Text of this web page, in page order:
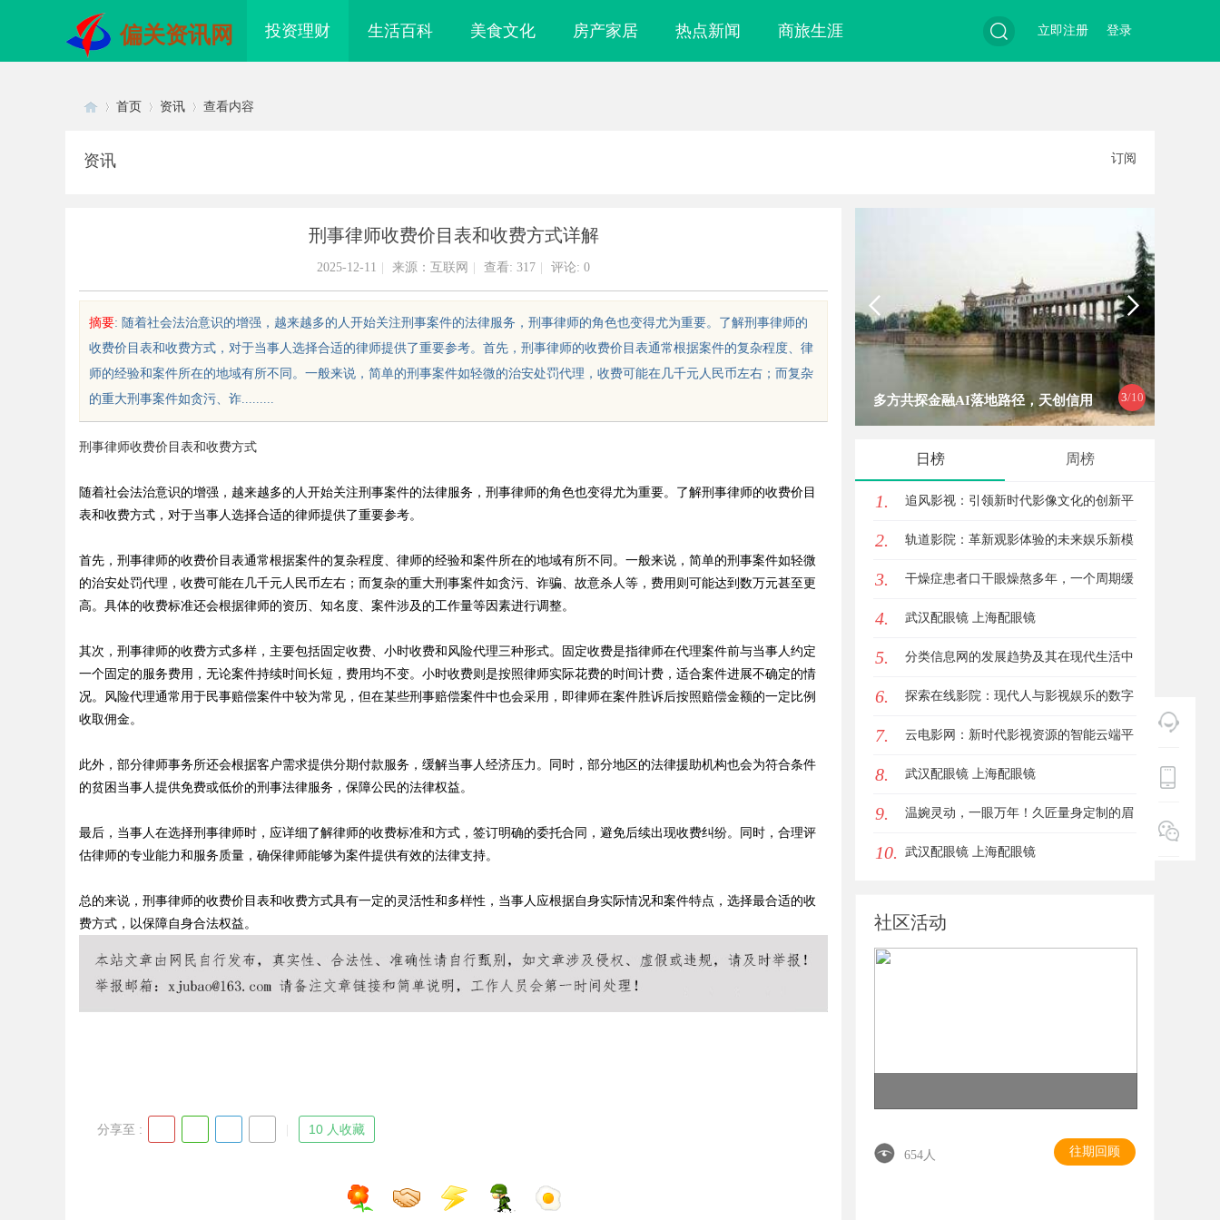
偏关资讯网 投资理财 生活百科 美食文化 房产家居 热点新闻 商旅生涯 登录
立即注册
sc
!
Bo
首页 资讯 查看内容
资讯 订阅
刑事律师收费价目表和收费方式详解
2025-12-11 来源：互联网 查看: 317 评论: 0
摘要: 随着社会法治意识的增强，越来越多的人开始关注刑事案件的法律服务，刑事律师的角色也变得尤为重要。了解刑事律师的
收费价目表和收费方式，对于当事人选择合适的律师提供了重要参考。首先，刑事律师的收费价目表通常根据案件的复杂程度、律
师的经验和案件所在的地域有所不同。一般来说，简单的刑事案件如轻微的治安处罚代理，收费可能在几千元人民币左右；而复杂
的重大刑事案件如贪污、诈.........
刑事律师收费价目表和收费方式
随着社会法治意识的增强，越来越多的人开始关注刑事案件的法律服务，刑事律师的角色也变得尤为重要。了解刑事律师的收费价目
表和收费方式，对于当事人选择合适的律师提供了重要参考。
首先，刑事律师的收费价目表通常根据案件的复杂程度、律师的经验和案件所在的地域有所不同。一般来说，简单的刑事案件如轻微
的治安处罚代理，收费可能在几千元人民币左右；而复杂的重大刑事案件如贪污、诈骗、故意杀人等，费用则可能达到数万元甚至更
高。具体的收费标准还会根据律师的资历、知名度、案件涉及的工作量等因素进行调整。
其次，刑事律师的收费方式多样，主要包括固定收费、小时收费和风险代理三种形式。固定收费是指律师在代理案件前与当事人约定
一个固定的服务费用，无论案件持续时间长短，费用均不变。小时收费则是按照律师实际花费的时间计费，适合案件进展不确定的情
况。风险代理通常用于民事赔偿案件中较为常见，但在某些刑事赔偿案件中也会采用，即律师在案件胜诉后按照赔偿金额的一定比例
收取佣金。
此外，部分律师事务所还会根据客户需求提供分期付款服务，缓解当事人经济压力。同时，部分地区的法律援助机构也会为符合条件
的贫困当事人提供免费或低价的刑事法律服务，保障公民的法律权益。
最后，当事人在选择刑事律师时，应详细了解律师的收费标准和方式，签订明确的委托合同，避免后续出现收费纠纷。同时，合理评
估律师的专业能力和服务质量，确保律师能够为案件提供有效的法律支持。
总的来说，刑事律师的收费价目表和收费方式具有一定的灵活性和多样性，当事人应根据自身实际情况和案件特点，选择最合适的收
费方式，以保障自身合法权益。
分享至 : 10 人收藏
3/10
眼镜 上海配眼镜 多方共探金融AI落地路径，天创信用
日榜 周榜
1. 追风影视：引领新时代影像文化的创新平
台
2. 轨道影院：革新观影体验的未来娱乐新模
式
3. 干燥症患者口干眼燥熬多年，一个周期缓
过来？老中医：一张辨证方对症，身体找
回津液
4. 武汉配眼镜 上海配眼镜
5. 分类信息网的发展趋势及其在现代生活中
的重要作用解析
6. 探索在线影院：现代人与影视娱乐的数字
连接之道
7. 云电影网：新时代影视资源的智能云端平
台解析
8. 武汉配眼镜 上海配眼镜
9. 温婉灵动，一眼万年！久匠量身定制的眉
眼唇，才是你整张脸的点睛之笔！淡颜系
10. 武汉配眼镜 上海配眼镜
社区活动
654人 往期回顾